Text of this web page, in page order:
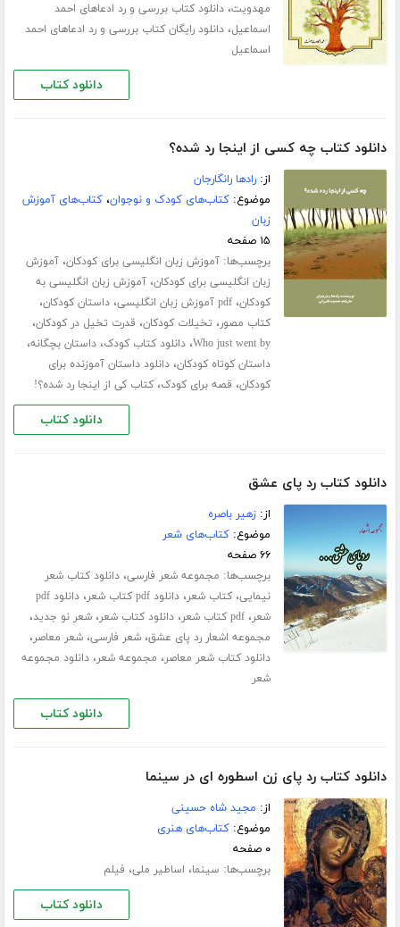
مهدویت،دانلود کتاب بررسی و رد ادعاهای احمد
اسماعیل،دانلود رایگان کتاب بررسی و رد ادعاهای احمد
اسماعیل
دانلود کتاب
دانلود کتاب چه کسی از اینجا رد شده؟
از:رادها رانگارجان
موضوع:کتاب‌های کودک و نوجوان،کتاب‌های آموزش
زبان
۱۵ صفحه
برچسب‌ها:آموزش زبان انگلیسی برای کودکان،آموزش
زبان انگلیسی برای کودکان،آموزش زبان انگلیسی به
کودکان،pdf آموزش زبان انگلیسی ،داستان کودکان،
کتاب مصور، تخیلات کودکان، قدرت تخیل در کودکان،
Who just went by،دانلود کتاب کودک،داستان بچگانه،
داستان کوتاه کودکان،دانلود داستان آموزنده برای
کودکان، قصه برای کودک،کتاب کی از اینجا رد شده؟!
دانلود کتاب
دانلود کتاب رد پای عشق
از:زهیر باصره
موضوع:کتاب‌های شعر
۶۶ صفحه
برچسب‌ها: مجموعه شعر فارسی،دانلود کتاب شعر
نیمایی،کتاب شعر،دانلود pdf کتاب شعر ،
دانلود pdf
شعر،pdf کتاب شعر ،دانلود کتاب شعر،شعر نو جدید،
مجموعه اشعار رد پای عشق،شعر فارسی،شعر معاصر،
دانلود کتاب شعر معاصر، مجموعه شعر،دانلود مجموعه
شعر
دانلود کتاب
دانلود کتاب رد پای زن اسطوره ای در سینما
از: مجید شاه حسینی
موضوع:کتاب‌های هنری
۰ صفحه
برچسب‌ها: سینما، اساطیر ملی، فیلم
دانلود کتاب